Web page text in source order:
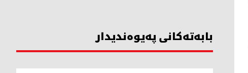
بابەتەکانی پەیوەندیدار